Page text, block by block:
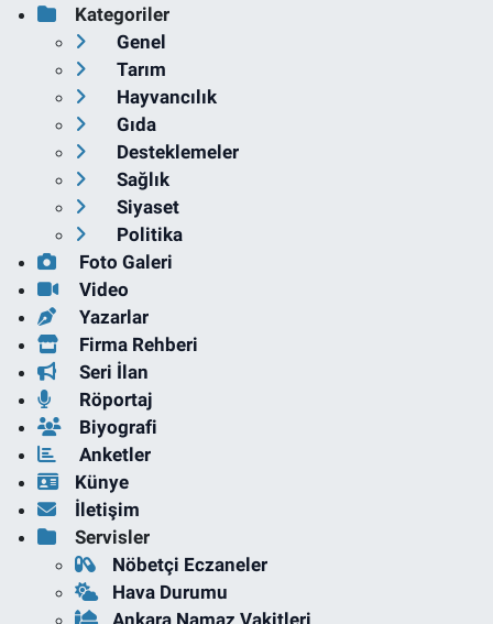
Kategoriler
Genel
Tarım
Hayvancılık
Gıda
Desteklemeler
Sağlık
Siyaset
Politika
Foto Galeri
Video
Yazarlar
Firma Rehberi
Seri İlan
Röportaj
Biyografi
Anketler
Künye
İletişim
Servisler
Nöbetçi Eczaneler
Hava Durumu